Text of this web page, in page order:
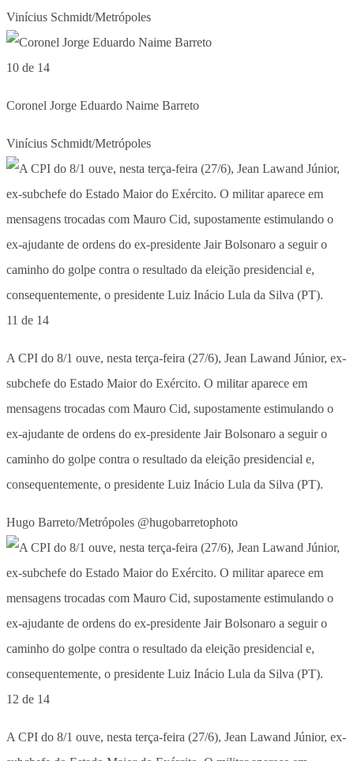
Vinícius Schmidt/Metrópoles
10 de 14
Coronel Jorge Eduardo Naime Barreto
Vinícius Schmidt/Metrópoles
11 de 14
A CPI do 8/1 ouve, nesta terça-feira (27/6), Jean Lawand Júnior, ex-
subchefe do Estado Maior do Exército. O militar aparece em
mensagens trocadas com Mauro Cid, supostamente estimulando o
ex-ajudante de ordens do ex-presidente Jair Bolsonaro a seguir o
caminho do golpe contra o resultado da eleição presidencial e,
consequentemente, o presidente Luiz Inácio Lula da Silva (PT).
Hugo Barreto/Metrópoles @hugobarretophoto
12 de 14
A CPI do 8/1 ouve, nesta terça-feira (27/6), Jean Lawand Júnior, ex-